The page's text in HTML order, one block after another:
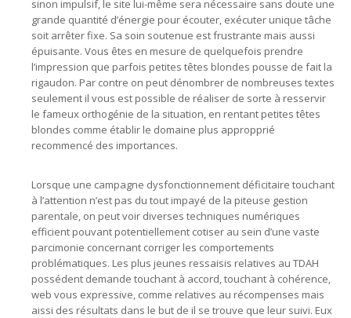
sinon impulsif, le site lui-même sera nécessaire sans doute une
grande quantité d’énergie pour écouter, exécuter unique tâche
soit arrêter fixe. Sa soin soutenue est frustrante mais aussi
épuisante. Vous êtes en mesure de quelquefois prendre
l’impression que parfois petites têtes blondes pousse de fait la
rigaudon. Par contre on peut dénombrer de nombreuses textes
seulement il vous est possible de réaliser de sorte à resservir
le fameux orthogénie de la situation, en rentant petites têtes
blondes comme établir le domaine plus appropprié
recommencé des importances.
Lorsque une campagne dysfonctionnement déficitaire touchant
à l’attention n’est pas du tout impayé de la piteuse gestion
parentale, on peut voir diverses techniques numériques
efficient pouvant potentiellement cotiser au sein d’une vaste
parcimonie concernant corriger les comportements
problématiques. Les plus jeunes ressaisis relatives au TDAH
possédent demande touchant à accord, touchant à cohérence,
web vous expressive, comme relatives au récompenses mais
aissi des résultats dans le but de il se trouve que leur suivi. Eux